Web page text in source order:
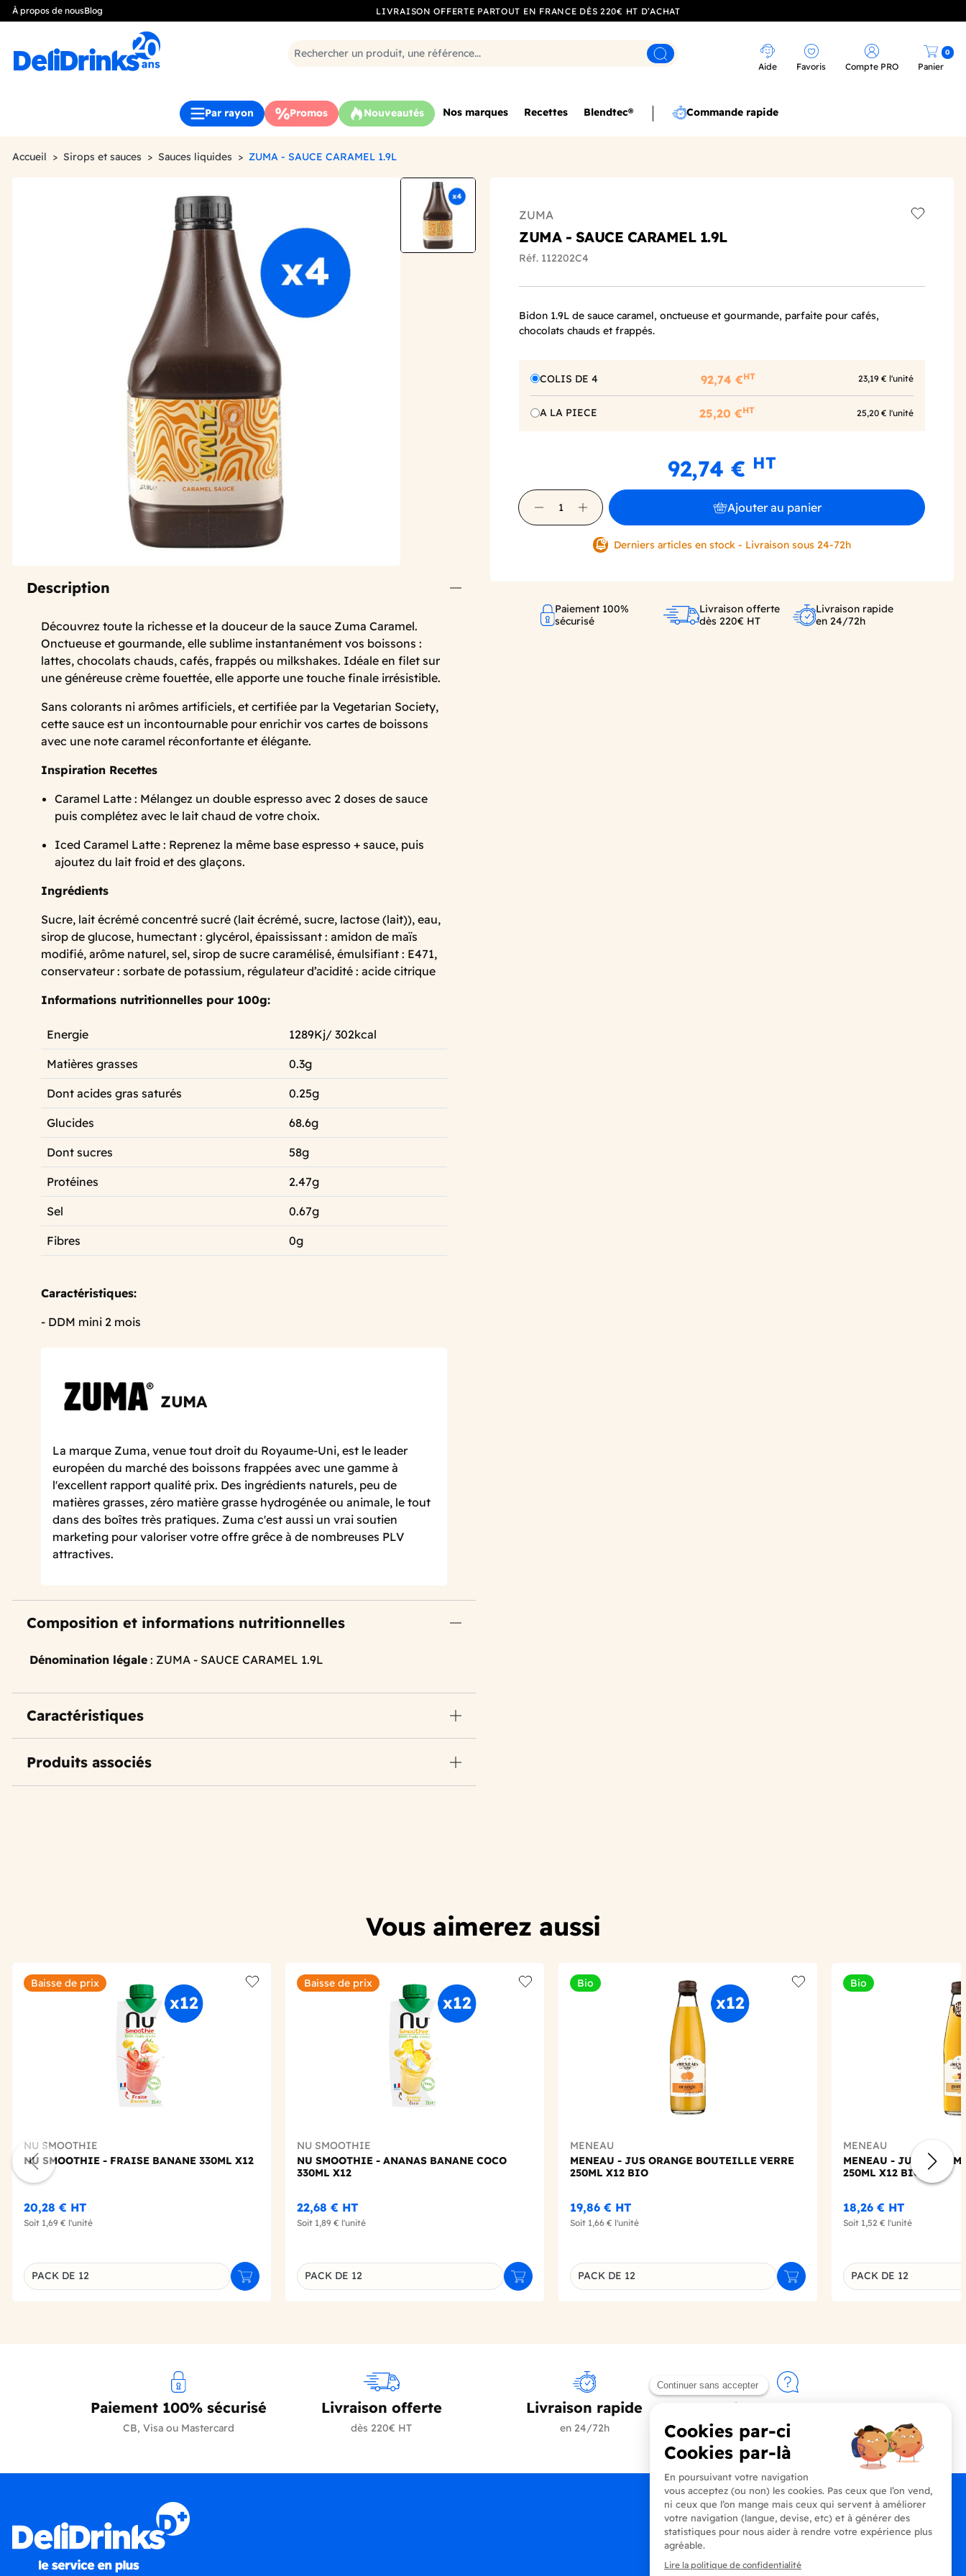
À propos de nousBlog LIVRAISON OFFERTE PARTOUT EN FRANCE DÈS 220€ HT D’ACHAT
Rechercher
Aide Favoris Compte PRO Panier
0
Par rayon Promos Nouveautés Nos marques Recettes Blendtec® Commande rapide
Accueil Sirops et sauces Sauces liquides ZUMA - SAUCE CARAMEL 1.9L
Description
Découvrez toute la richesse et la douceur de la sauce Zuma Caramel.
Onctueuse et gourmande, elle sublime instantanément vos boissons :
lattes, chocolats chauds, cafés, frappés ou milkshakes. Idéale en filet sur
une généreuse crème fouettée, elle apporte une touche finale irrésistible.
Sans colorants ni arômes artificiels, et certifiée par la Vegetarian Society,
cette sauce est un incontournable pour enrichir vos cartes de boissons
avec une note caramel réconfortante et élégante.
Inspiration Recettes
Caramel Latte : Mélangez un double espresso avec 2 doses de sauce
puis complétez avec le lait chaud de votre choix.
Iced Caramel Latte : Reprenez la même base espresso + sauce, puis
ajoutez du lait froid et des glaçons.
Ingrédients
Sucre, lait écrémé concentré sucré (lait écrémé, sucre, lactose (lait)), eau,
sirop de glucose, humectant : glycérol, épaississant : amidon de maïs
modifié, arôme naturel, sel, sirop de sucre caramélisé, émulsifiant : E471,
conservateur : sorbate de potassium, régulateur d’acidité : acide citrique
Informations nutritionnelles pour 100g:
Energie 1289Kj/ 302kcal
Matières grasses 0.3g
Dont acides gras saturés 0.25g
Glucides 68.6g
Dont sucres 58g
Protéines 2.47g
Sel 0.67g
Fibres 0g
Caractéristiques:
- DDM mini 2 mois
ZUMA
La marque Zuma, venue tout droit du Royaume-Uni, est le leader
européen du marché des boissons frappées avec une gamme à
l'excellent rapport qualité prix. Des ingrédients naturels, peu de
matières grasses, zéro matière grasse hydrogénée ou animale, le tout
dans des boîtes très pratiques. Zuma c'est aussi un vrai soutien
marketing pour valoriser votre offre grêce à de nombreuses PLV
attractives.
Composition et informations nutritionnelles
Dénomination légale : ZUMA - SAUCE CARAMEL 1.9L
Caractéristiques
Produits associés
ZUMA
ZUMA - SAUCE CARAMEL 1.9L
Réf. 112202C4
Bidon 1.9L de sauce caramel, onctueuse et gourmande, parfaite pour cafés,
chocolats chauds et frappés.
COLIS DE 4 92,74 €HT 23,19 € l'unité
A LA PIECE 25,20 €HT 25,20 € l'unité
92,74 € HT
Ajouter au panier
Derniers articles en stock - Livraison sous 24-72h
Paiement 100%
sécurisé
Livraison offerte
dès 220€ HT
Livraison rapide
en 24/72h
Vous aimerez aussi
Baisse de prix
Add to wishlist
NU SMOOTHIE
NU SMOOTHIE - FRAISE BANANE 330ML X12
20,28 € HT
Soit 1,69 € l'unité
Déclinaison du produit
PACK DE 12 Ajouter au panier
Baisse de prix
Add to wishlist
NU SMOOTHIE
NU SMOOTHIE - ANANAS BANANE COCO
330ML X12
22,68 € HT
Soit 1,89 € l'unité
Déclinaison du produit
PACK DE 12 Ajouter au panier
Bio
Add to wishlist
MENEAU
MENEAU - JUS ORANGE BOUTEILLE VERRE
250ML X12 BIO
19,86 € HT
Soit 1,66 € l'unité
Déclinaison du produit
PACK DE 12 Ajouter au panier
Bio
MENEAU
MENEAU - JUS DE
250ML X12 BIO
18,26 € HT
Soit 1,52 € l'unité
Déclinaison du produit
PACK DE 12
Paiement 100% sécurisé
CB, Visa ou Mastercard
Livraison offerte
dès 220€ HT
Livraison rapide
en 24/72h
Contactez-nous
+33 (0)4 90 91 20 80